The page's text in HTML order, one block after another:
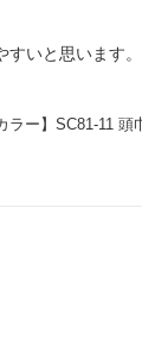
いと思います
ー】SC81-11 頭